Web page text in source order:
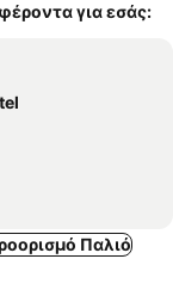
για εσάς:
Παλιό